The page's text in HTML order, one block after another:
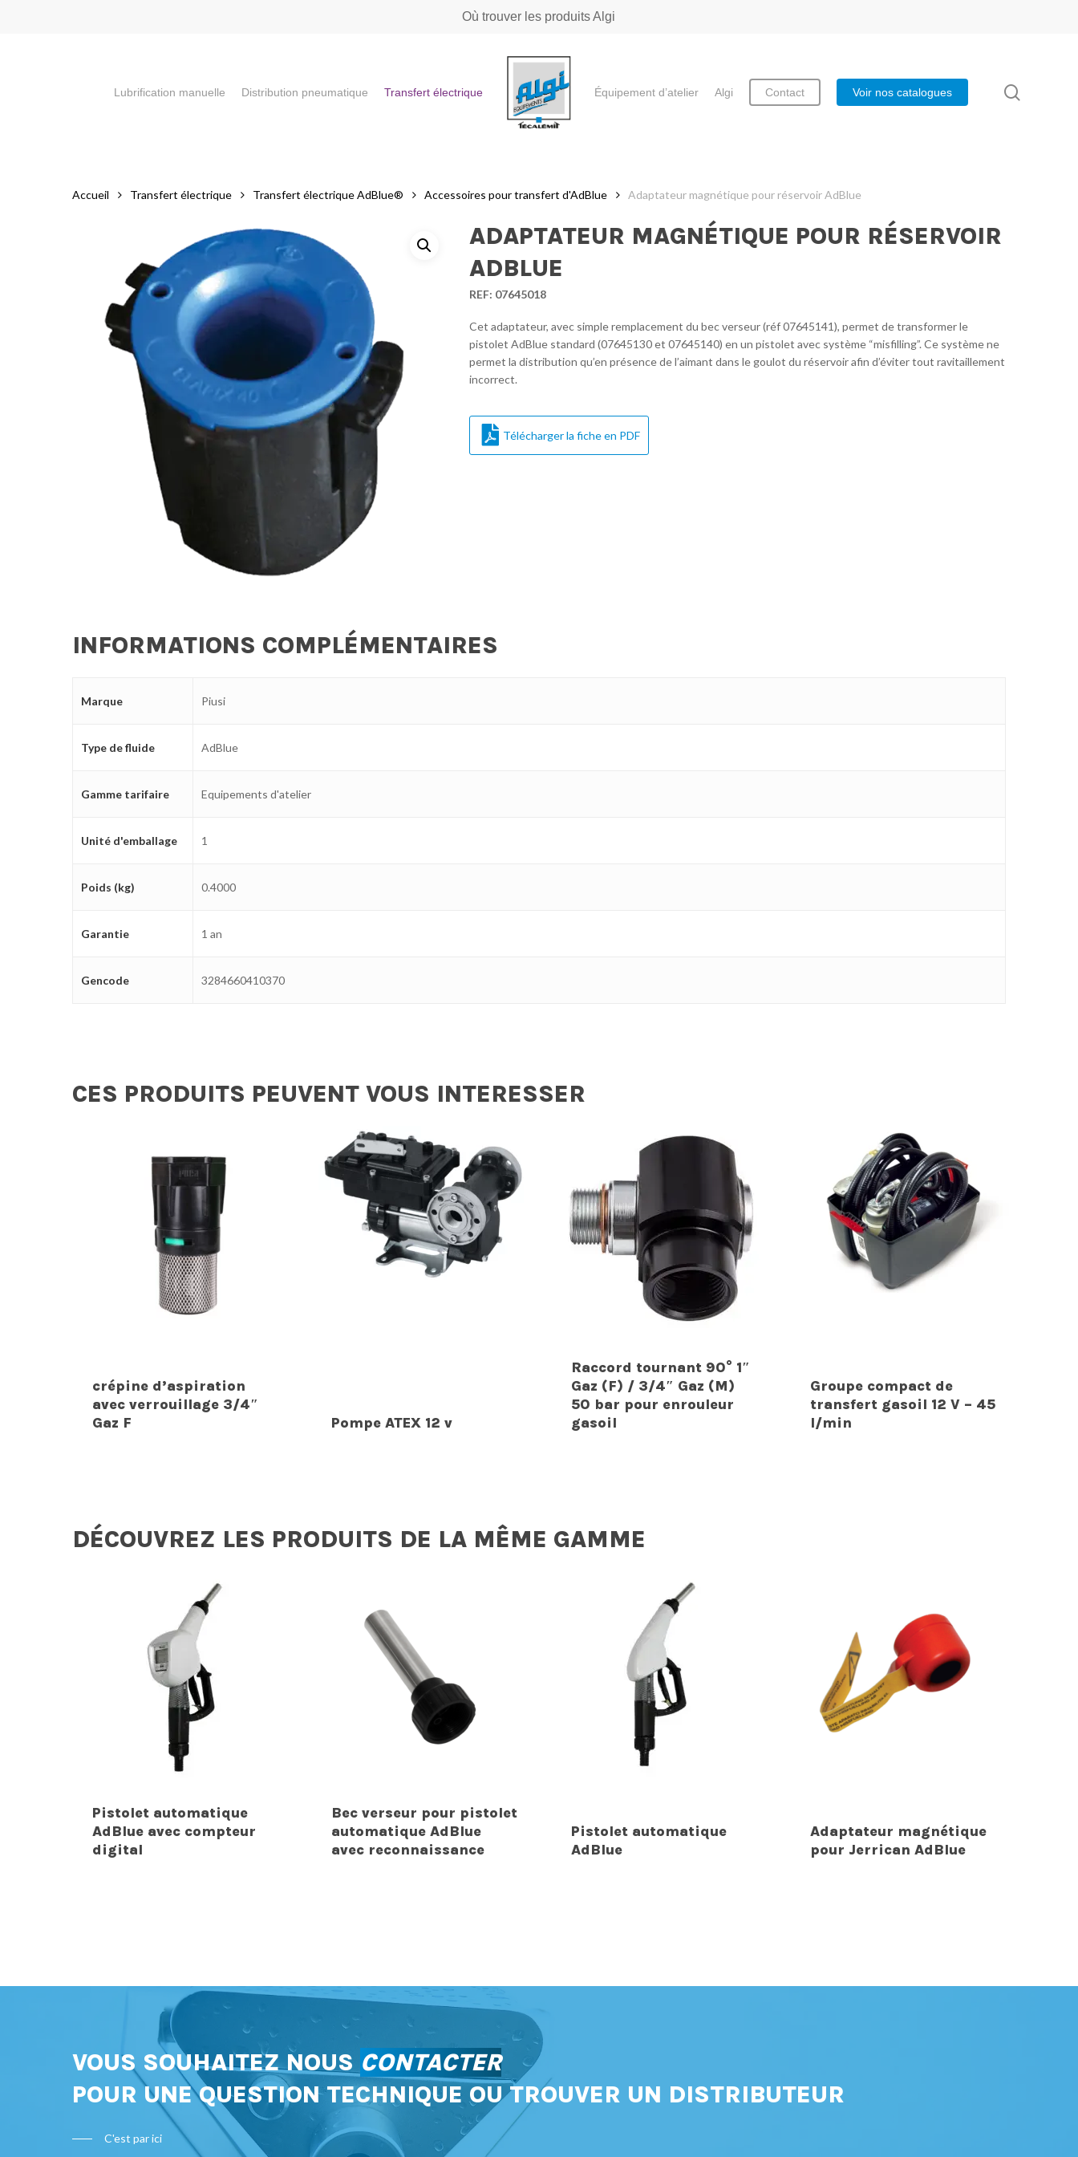
Où trouver les produits Algi
Lubrification manuelle Distribution pneumatique Transfert électrique Équipement d’atelier Algi Contact Voir nos catalogues
Accueil Transfert électrique Transfert électrique AdBlue® Accessoires pour transfert d'AdBlue Adaptateur magnétique pour réservoir AdBlue
ADAPTATEUR MAGNÉTIQUE POUR RÉSERVOIR
ADBLUE
REF: 07645018
Cet adaptateur, avec simple remplacement du bec verseur (réf 07645141), permet de transformer le
pistolet AdBlue standard (07645130 et 07645140) en un pistolet avec système “misfilling”. Ce système ne
permet la distribution qu’en présence de l’aimant dans le goulot du réservoir afin d’éviter tout ravitaillement
incorrect.
Télécharger la fiche en PDF
INFORMATIONS COMPLÉMENTAIRES
Marque Piusi
Type de fluide AdBlue
Gamme tarifaire Equipements d'atelier
Unité d'emballage 1
Poids (kg) 0.4000
Garantie 1 an
Gencode 3284660410370
CES PRODUITS PEUVENT VOUS INTERESSER
crépine d’aspiration
avec verrouillage 3/4″
Gaz F
Pompe ATEX 12 v
Raccord tournant 90° 1″
Gaz (F) / 3/4″ Gaz (M)
50 bar pour enrouleur
gasoil
Groupe compact de
transfert gasoil 12 V – 45
l/min
DÉCOUVREZ LES PRODUITS DE LA MÊME GAMME
Pistolet automatique
AdBlue avec compteur
digital
Bec verseur pour pistolet
automatique AdBlue
avec reconnaissance
Pistolet automatique
AdBlue
Adaptateur magnétique
pour Jerrican AdBlue
VOUS SOUHAITEZ NOUS CONTACTER
POUR UNE QUESTION TECHNIQUE OU TROUVER UN DISTRIBUTEUR
C'est par ici